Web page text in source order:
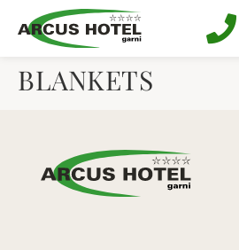
springen
BLANKETS